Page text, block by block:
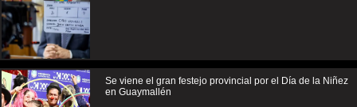
Se viene el gran festejo provincial por el Día de la Niñez
en Guaymallén